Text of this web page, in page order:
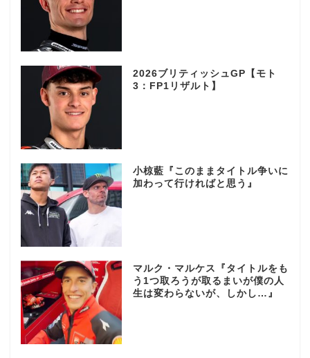
2026ブリティッシュGP【モト
3：FP1リザルト】
小椋藍『このままタイトル争いに
加わって行ければと思う』
マルク・マルケス『タイトルをも
う1つ取ろうが取るまいが僕の人
生は変わらないが、しかし…』